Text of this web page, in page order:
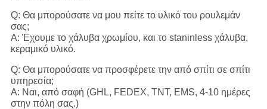
Q: Θα μπορούσατε να μου πείτε το υλικό του ρουλεμάν
σας;
Α: Έχουμε το χάλυβα χρωμίου, και το staninless χάλυβα,
κεραμικό υλικό.
Q: Θα μπορούσατε να προσφέρετε την από σπίτι σε σπίτι
υπηρεσία;
Α: Ναι, από σαφή (GHL, FEDEX, TNT, EMS, 4-10 ημέρες
στην πόλη σας.)